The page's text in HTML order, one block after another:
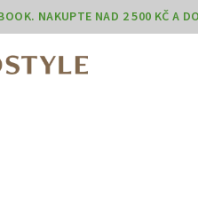
NAKUPTE NAD 2 500 KČ A